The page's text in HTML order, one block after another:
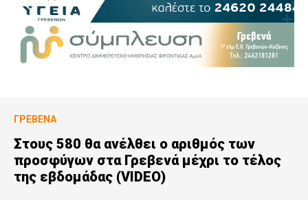
ΓΡΕΒΕΝΆ
Στους 580 θα ανέλθει ο αριθμός των
προσφύγων στα Γρεβενά μέχρι το τέλος
της εβδομάδας (VIDEO)